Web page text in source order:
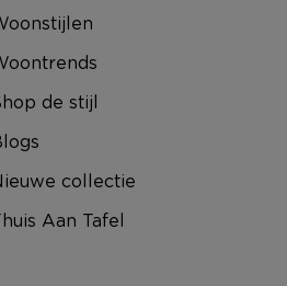
de stijl
collectie
Aan Tafel